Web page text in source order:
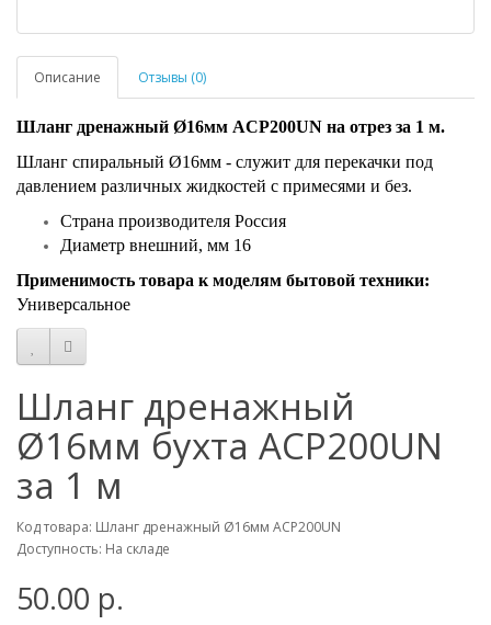
Описание Отзывы (0)
Шланг дренажный Ø16мм ACP200UN на отрез за 1 м.
Шланг спиральный Ø16мм - служит для перекачки под
давлением различных жидкостей с примесями и без.
Страна производителя Россия
Диаметр внешний, мм 16
Применимость товара к моделям бытовой техники:
Универсальное
Шланг дренажный
Ø16мм бухта ACP200UN
за 1 м
Код товара: Шланг дренажный Ø16мм ACP200UN
Доступность: На складе
50.00 р.